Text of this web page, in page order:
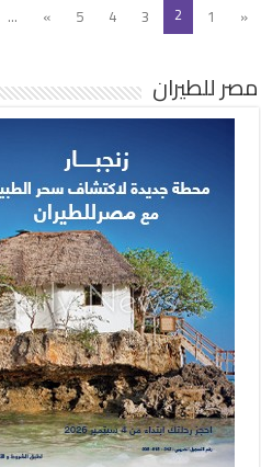
«
1
2
3
4
5
»
...
مصر للطيران